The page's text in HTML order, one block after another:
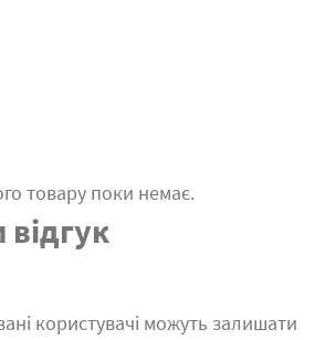
товару поки немає.
користувачі можуть залишати